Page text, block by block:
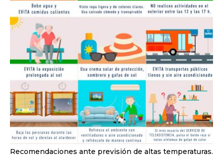
Recomendaciones ante previsión de altas temperaturas.